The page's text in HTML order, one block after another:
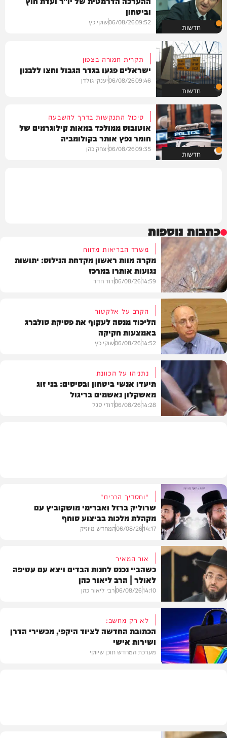
חדשות
וביטחון
09:52
06/08/26שוקי כץ
חדשות
תקרית חמורה בצפון
ישראלים פגעו בגדר הגבול וחצו ללבנון
09:46
06/08/26יענקי גולדן
חדשות
סיכול התנקשות בדרך להשבעה
אוטובוס ממולכד במאות קילוגרמים של
חומר נפץ אותר בקולומביה
09:35
06/08/26יצחק כהן
כתבות נוספות
בריאות
משרד הבריאות מדווח
מקרה מוות ראשון מקדחת הנילוס: יתושות
נגועות אותרו במרכז
14:59
06/08/26דוד חדד
פוליטי
הקרב על אלקטור
הליכוד מנסה לעקוף את פסיקת סולברג
באמצעות חקיקה
14:52
06/08/26שוקי כץ
נתניהו על הכוונת
תיעדו אנשי ביטחון ובסיסים: בני זוג
מאשקלון נאשמים בריגול
14:28
06/08/26דודי סגל
סינגלים
"וחסדיך הרבים"
שרוליק ברזל ואברימי מושקוביץ עם
מקהלת מלכות בביצוע סוחף
14:17
06/08/26המחדש מיוזיק
וידאו
אור המאיר
כשהביי נכנס לחנות הבדים ויצא עם עטיפה
לאולר | הרב ליאור כהן
14:10
06/08/26רבי ליאור כהן
לא רק מחשב:
הכתובת החדשה לציוד היקפי, מכשירי הדרן
ושירות אישי
מערכת המחדש תוכן שיווקי